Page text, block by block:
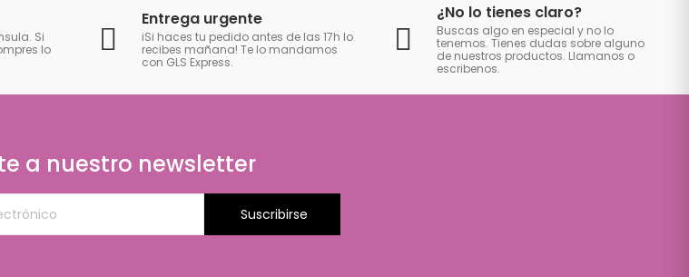
Si
lo
Entrega urgente
iSi haces tu pedido antes de las 17h lo
recibes mañana! Te lo mandamos
con GLS Express.
¿No lo tienes claro?
Buscas algo en especial y no lo
tenemos. Tienes dudas sobre alguno
de nuestros productos. Llamanos o
escribenos.
a nuestro newsletter
Suscribirse